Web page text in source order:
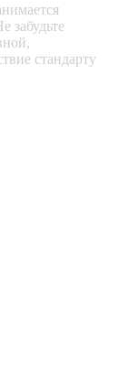
забудьте
стандарту